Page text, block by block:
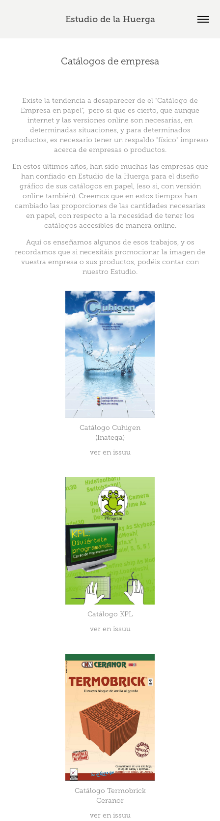
Estudio de la Huerga
Catálogos de empresa
Existe la tendencia a desaparecer de el "Catálogo de
Empresa en papel", pero si que es cierto, que aunque
internet y las versiones online son necesarias, en
determinadas situaciones, y para determinados
productos, es necesario tener un respaldo "físico" impreso
acerca de empresas o productos.
En estos últimos años, han sido muchas las empresas que
han confiado en Estudio de la Huerga para el diseño
gráfico de sus catálogos en papel, (eso si, con versión
online también). Creemos que en estos tiempos han
cambiado las proporciones de las cantidades necesarias
en papel, con respecto a la necesidad de tener los
catálogos accesibles de manera online.
Aquí os enseñamos algunos de esos trabajos, y os
recordamos que si necesitáis promocionar la imagen de
vuestra empresa o sus productos, podéis contar con
nuestro Estudio.
Catálogo Cuhigen
(Inatega)
ver en issuu
Catálogo KPL
ver en issuu
Catálogo Termobrick
Ceranor
ver en issuu